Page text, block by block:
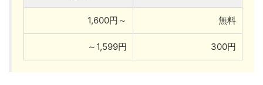
1,600円～ 無料
～1,599円 300円